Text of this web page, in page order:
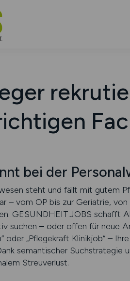
bei der
steht und fällt mit gutem
– vom OP bis zur Geriatrie,
GESUNDHEIT.JOBS schafft
suchen – oder offen für neue
oder „Pflegekraft Klinikjob“ –
semantischer
Streuverlust.